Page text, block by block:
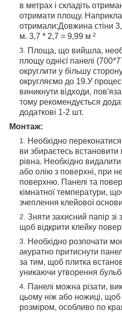
в метрах і складіть
отримати площу.
отримали:Довжина стіни
м. 3,7 * 2,7 = 9,99 м ²
Площа, що вийшла,
площу однієї панелі
округлити у більшу
округляємо до 19.У
виникнути відходи,
тому рекомендується
додаткові 1-2 шт.
Монтаж:
Необхідно
ви збираєтесь встановити
рівна. Необхідно
або олію з поверхні, при
поверхню. Панелі та
кімнатної температури,
зчеплення клейової
Зняти захисний папір зі
щоб відкрити клейку
Необхідно розпочати
акуратно притиснути
за тим, щоб плитка
уникаючи утворення
Панелі можна різати,
цьому ніж або ножиці, щоб
розміром, особливо по